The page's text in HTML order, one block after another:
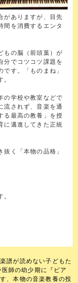
がありますが、目先
間を消費するエンタ
もの脳（前頭葉）が
分でコツコツ課題を
す。「ものまね」
の学校や教室などで
流されず、音楽を通
る最高の教養」を授
に邁進してきた正統
く「本物の品格」
譜が読めない子どもた
医師の幼少期に『ピア
、本物の音楽教養の投